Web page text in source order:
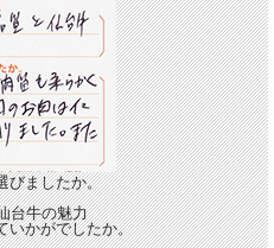
びましたか。
台牛の魅力
いかがでしたか。